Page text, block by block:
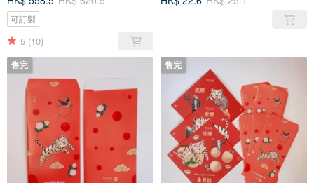
可訂製
5 (10)
售完 售完